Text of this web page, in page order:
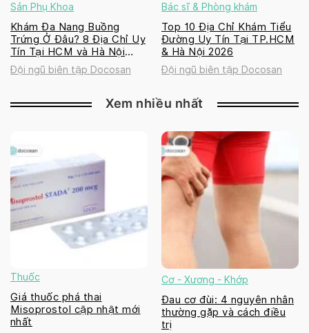
Sản Phụ Khoa
Khám Đa Nang Buồng
Trứng Ở Đâu? 8 Địa Chỉ Uy
Tín Tại HCM và Hà Nội
2026
Đội ngũ biên tập Docosan
Bác sĩ & Phòng khám
Top 10 Địa Chỉ Khám Tiểu
Đường Uy Tín Tại TP.HCM
& Hà Nội 2026
Đội ngũ biên tập Docosan
Xem nhiều nhất
Thuốc
Giá thuốc phá thai
Misoprostol cập nhật mới
nhất
Cơ - Xương - Khớp
Đau cơ đùi: 4 nguyên nhân
thường gặp và cách điều
trị